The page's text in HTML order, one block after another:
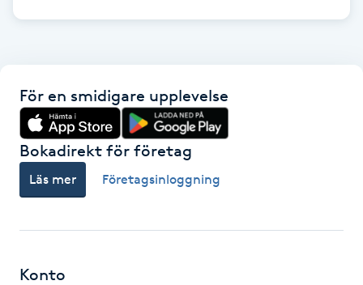
Gua Sha-massage
Headspa
Healing
HIFU
För en smidigare upplevelse
Bokadirekt för företag
Läs mer Företagsinloggning
Konto